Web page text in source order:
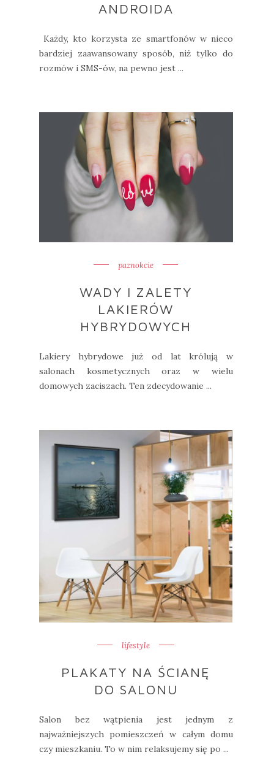
ANDROIDA
Każdy, kto korzysta ze smartfonów w nieco
bardziej zaawansowany sposób, niż tylko do
rozmów i SMS-ów, na pewno jest ...
paznokcie
WADY I ZALETY
LAKIERÓW
HYBRYDOWYCH
Lakiery hybrydowe już od lat królują w
salonach kosmetycznych oraz w wielu
domowych zaciszach. Ten zdecydowanie ...
lifestyle
PLAKATY NA ŚCIANĘ
DO SALONU
Salon bez wątpienia jest jednym z
najważniejszych pomieszczeń w całym domu
czy mieszkaniu. To w nim relaksujemy się po ...